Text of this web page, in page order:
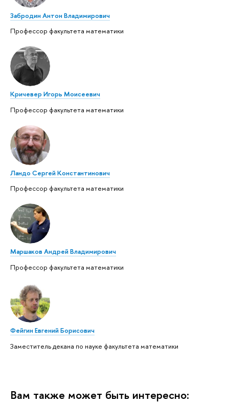
Забродин Антон Владимирович
Профессор факультета математики
Кричевер Игорь Моисеевич
Профессор факультета математики
Ландо Сергей Константинович
Профессор факультета математики
Маршаков Андрей Владимирович
Профессор факультета математики
Фейгин Евгений Борисович
Заместитель декана по науке факультета математики
Вам также может быть интересно: